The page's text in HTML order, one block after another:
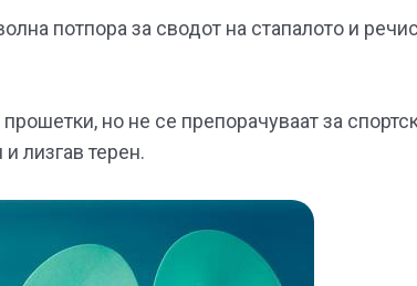
потпора за сводот на стапалото и
но не се препорачуваат за
лизгав терен.